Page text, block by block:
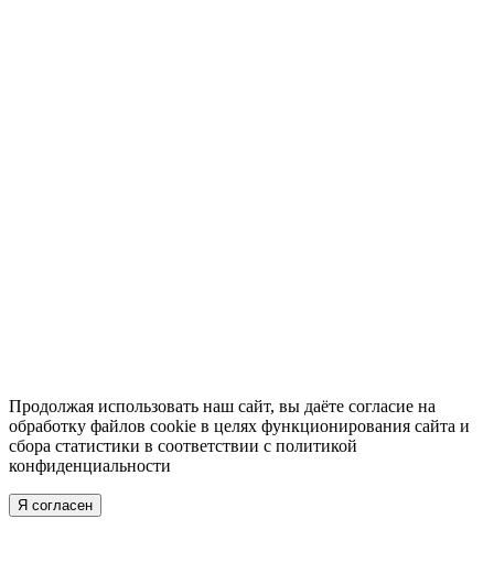
Продолжая использовать наш сайт, вы даёте согласие на
обработку файлов cookie в целях функционирования сайта и
сбора статистики в соответствии с политикой
конфиденциальности
Я согласен